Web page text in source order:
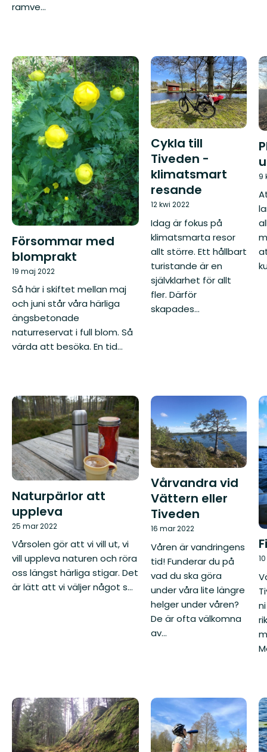
ramve...
Försommar med
blomprakt
19 maj 2022
Så här i skiftet mellan maj
och juni står våra härliga
ängsbetonade
naturreservat i full blom. Så
värda att besöka. En tid...
Cykla till
Tiveden -
klimatsmart
resande
12 kwi 2022
Idag är fokus på
klimatsmarta resor
allt större. Ett hållbart
turistande är en
självklarhet för allt
fler. Därför
skapades...
9
Naturpärlor att
uppleva
25 mar 2022
Vårsolen gör att vi vill ut, vi
vill uppleva naturen och röra
oss längst härliga stigar. Det
är lätt att vi väljer något s...
Vårvandra vid
Vättern eller
Tiveden
16 mar 2022
Våren är vandringens
tid! Funderar du på
vad du ska göra
under våra lite längre
helger under våren?
De är ofta välkomna
av...